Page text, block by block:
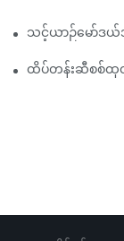
သင့်ယာဉ်မော်ဒယ်
ထိပ်တန်းဆီစစ်ထု